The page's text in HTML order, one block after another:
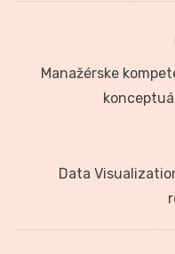
Navigácia
Previous
Manažérske
Data